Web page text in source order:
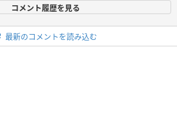
コメント履歴を見る
最新のコメントを読み込む